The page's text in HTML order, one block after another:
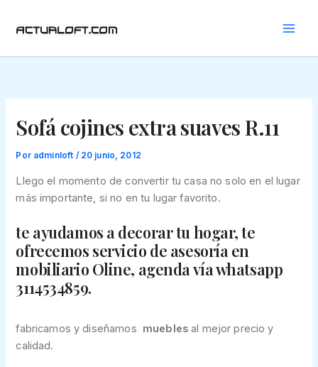
Sofá cojines extra suaves R.11
Por adminloft / 20 junio, 2012
Llego el momento de convertir tu casa no solo en el lugar
más importante, si no en tu lugar favorito.
te ayudamos a decorar tu hogar, te
ofrecemos servicio de asesoría en
mobiliario Oline, agenda vía whatsapp
3114534859.
fabricamos y diseñamos muebles al mejor precio y
calidad.